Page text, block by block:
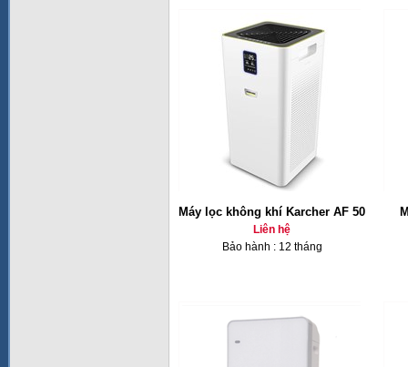
Máy lọc không khí Karcher AF 50
Liên hệ
Bảo hành : 12 tháng